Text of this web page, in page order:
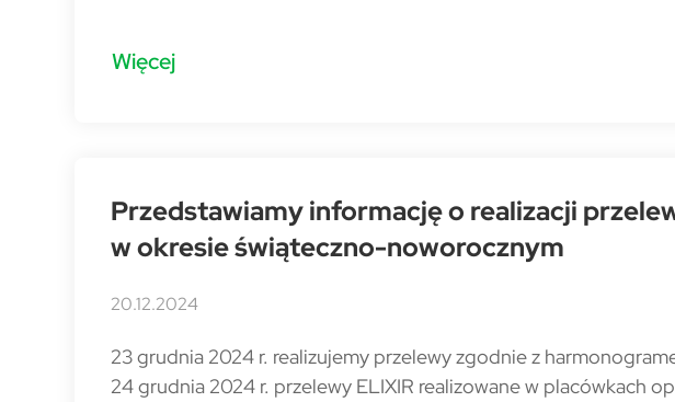
Więcej
Przedstawiamy informację o realizacji
w okresie świąteczno-noworocznym
20.12.2024
23 grudnia 2024 r. realizujemy przelewy zgodnie z
24 grudnia 2024 r. przelewy ELIXIR realizowane w placówkach